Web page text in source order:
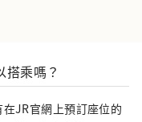
乘嗎？
JR官網上預訂座位的